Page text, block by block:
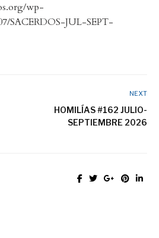
wp-
SACERDOS-JUL-SEPT-
NEXT
HOMILÍAS #162 JULIO-
SEPTIEMBRE 2026